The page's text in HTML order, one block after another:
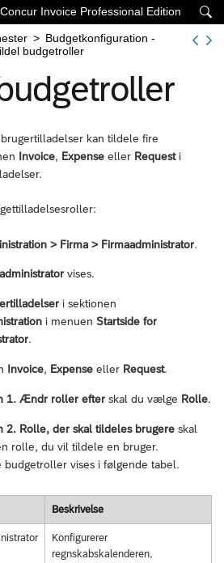

Invoice Professional Edition
> Budgetkonfiguration -
budgetroller
kan tildele fire
Invoice, Expense eller Requesti
> Firma > Firmaadministrator.
vises.
i sektionen
i menuen Startside for
.
Invoice, Expense eller Request.
1. Ændr roller efter skal du vælge Rolle.
2. Rolle, der skal tildeles brugere skal
rolle, du vil tildele en bruger.
budgetroller vises i følgende tabel.
Beskrivelse
Konfigurerer
regnskabskalenderen,